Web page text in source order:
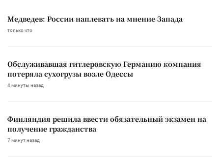
Медведев: России наплевать на мнение Запада
только что
Обслуживавшая гитлеровскую Германию компания
потеряла сухогрузы возле Одессы
4 минуты назад
Финляндия решила ввести обязательный экзамен на
получение гражданства
7 минут назад